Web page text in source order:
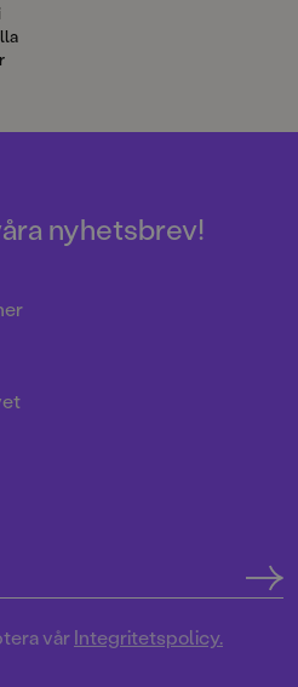
nyhetsbrev!
vårIntegritetspolicy.